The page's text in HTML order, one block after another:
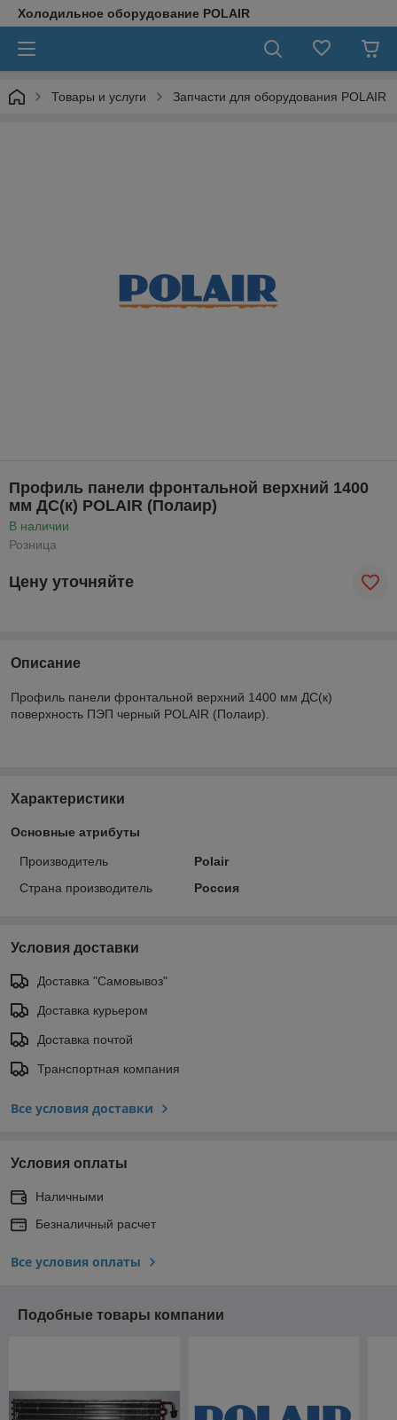
Холодильное оборудование POLAIR
Товары и услуги Запчасти для оборудования POLAIR
Профиль панели фронтальной верхний 1400
мм ДС(к) POLAIR (Полаир)
В наличии
Розница
Цену уточняйте
Описание
Профиль панели фронтальной верхний 1400 мм ДС(к)
поверхность ПЭП черный POLAIR (Полаир).
Характеристики
Основные атрибуты
Производитель
Polair
Страна производитель
Россия
Условия доставки
Доставка "Самовывоз"
Доставка курьером
Доставка почтой
Транспортная компания
Все условия доставки
Условия оплаты
Наличными
Безналичный расчет
Все условия оплаты
Подобные товары компании